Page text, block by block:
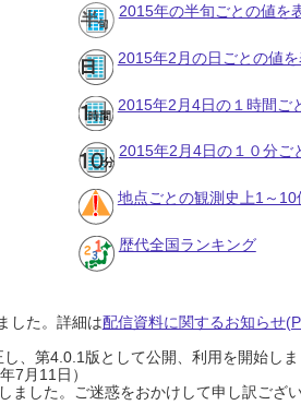
2015年の半旬ごとの値を
2015年2月の日ごとの値
2015年2月4日の１時間ご
2015年2月4日の１０分ご
地点ごとの観測史上1～10
歴代全国ランキング
した。詳細は配信資料に関するお知らせ
、第4.0.1版として公開、利用を開始し
7月11日）
した。ご迷惑をおかけして申し訳ござ